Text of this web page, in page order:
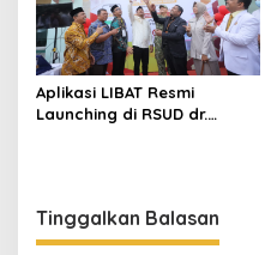
Aplikasi LIBAT Resmi
Launching di RSUD dr.
Tinggalkan Balasan